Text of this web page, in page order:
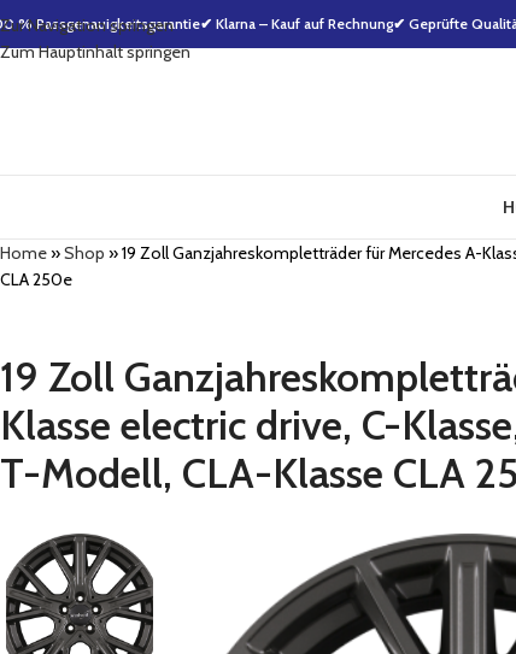
Zur Navigation springen
Zum Hauptinhalt springen
% Passgenauigkeitsgarantie✔ Klarna – Kauf auf Rechnung✔ Geprüfte
Home»Shop »19 Zoll Ganzjahreskompletträder für Mercedes A-
CLA 250e
19 Zoll
Klasse electric drive, C-
T-Modell, CLA-Klasse CLA